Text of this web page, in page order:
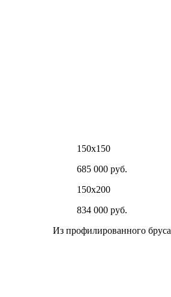
150х150
685 000 руб.
150х200
834 000 руб.
Из профилированного бруса